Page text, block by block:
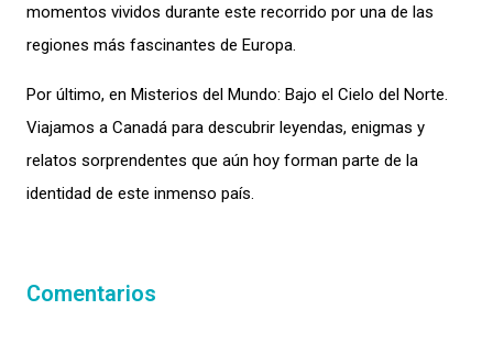
momentos vividos durante este recorrido por una de las
regiones más fascinantes de Europa.
Por último, en Misterios del Mundo: Bajo el Cielo del Norte.
Viajamos a Canadá para descubrir leyendas, enigmas y
relatos sorprendentes que aún hoy forman parte de la
identidad de este inmenso país.
Comentarios